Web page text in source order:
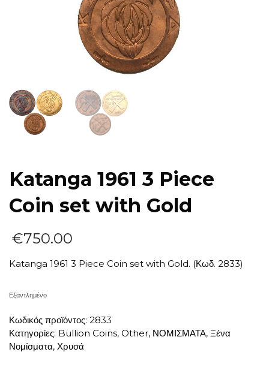
Katanga 1961 3 Piece
Coin set with Gold
€750.00
Katanga 1961 3 Piece Coin set with Gold. (Κωδ. 2833)
Εξαντλημένο
Κωδικός προϊόντος: 2833
Κατηγορίες: Bullion Coins, Other, ΝΟΜΙΣΜΑΤΑ, Ξένα
Νομίσματα, Χρυσά